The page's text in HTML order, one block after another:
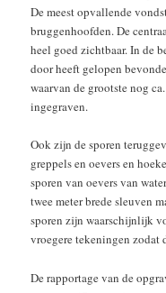
De meest opvallende
bruggenhoofden. De
heel goed zichtbaar. In de
door heeft gelopen
waarvan de grootste nog
ingegraven.
Ook zijn de sporen
greppels en oevers en
sporen van oevers van
twee meter brede sleuven
sporen zijn waarschijnlijk
vroegere tekeningen zodat
De rapportage van de